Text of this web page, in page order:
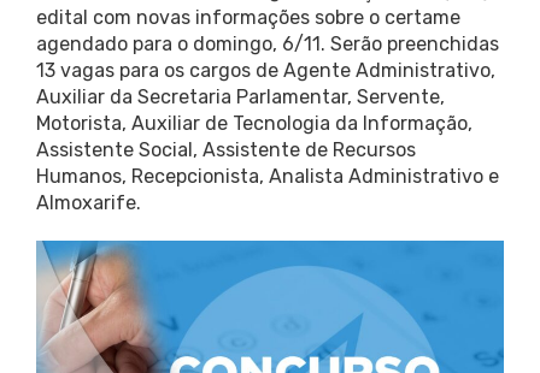
edital com novas informações sobre o certame
agendado para o domingo, 6/11. Serão preenchidas
13 vagas para os cargos de Agente Administrativo,
Auxiliar da Secretaria Parlamentar, Servente,
Motorista, Auxiliar de Tecnologia da Informação,
Assistente Social, Assistente de Recursos
Humanos, Recepcionista, Analista Administrativo e
Almoxarife.